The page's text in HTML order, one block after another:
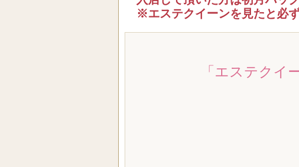
※エステクイーンを見たと必ず
「エステクイ